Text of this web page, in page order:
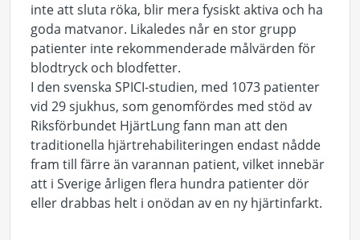
inte att sluta röka, blir mera fysiskt aktiva och ha
goda matvanor. Likaledes når en stor grupp
patienter inte rekommenderade målvärden för
blodtryck och blodfetter.
I den svenska SPICI-studien, med 1073 patienter
vid 29 sjukhus, som genomfördes med stöd av
Riksförbundet HjärtLung fann man att den
traditionella hjärtrehabiliteringen endast nådde
fram till färre än varannan patient, vilket innebär
att i Sverige årligen flera hundra patienter dör
eller drabbas helt i onödan av en ny hjärtinfarkt.